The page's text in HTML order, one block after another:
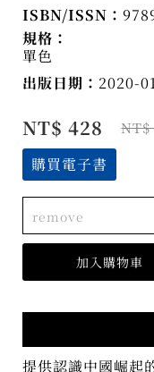
ISBN/ISSN：
規格：
單色
出版日期： 2020-
NT$ 428 NT$
購買電子書
remove
提供認識中國崛起